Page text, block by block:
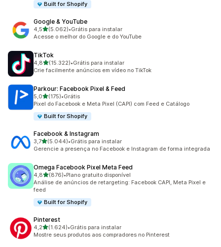
Built for Shopify
Google & YouTube
4,5de 5 estrelas
(5.062)
5062 avaliações ao todo
•Grátis para instalar
Acesse o melhor do Google e do YouTube
TikTok
4,8de 5 estrelas
(15.322)
15322 avaliações ao todo
•Grátis para instalar
Crie facilmente anúncios em vídeo no TikTok
Parkour: Facebook Pixel & Feed
5,0de 5 estrelas
(175)
175 avaliações ao todo
•Grátis
Pixel do Facebook e Meta Pixel (CAPI) com Feed e Catálogo
Built for Shopify
Facebook & Instagram
3,7de 5 estrelas
(5.044)
5044 avaliações ao todo
•Grátis para instalar
Gerencie a presença no Facebook e Instagram de forma integrada
Omega Facebook Pixel Meta Feed
4,8de 5 estrelas
(876)
876 avaliações ao todo
•Plano gratuito disponível
Análise de anúncios de retargeting: Facebook CAPI, Meta Pixel e
feed
Built for Shopify
Pinterest
4,2de 5 estrelas
(1.624)
1624 avaliações ao todo
•Grátis para instalar
Mostre seus produtos aos compradores no Pinterest